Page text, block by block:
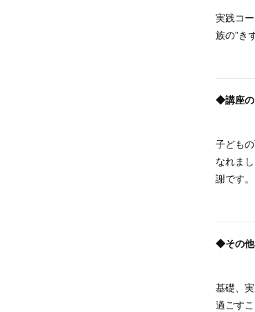
実践コ
族の”き
◆講座の
子ども
なれま
謝です。
◆その他
基礎、
過ごす